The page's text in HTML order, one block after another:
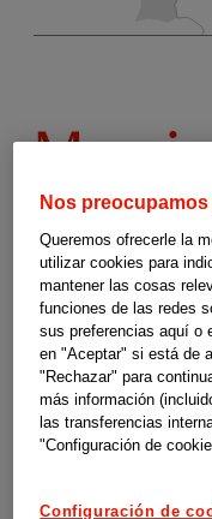
de
-
Murcia
Programas de
Estas guías son un
SUPERCUIDADORES
compañías de Johnson &
tampoco de la
Nos
Queremos ofrecerle la
utilizar cookies para
mantener las cosas
funciones de las redes
sus preferencias aquí o
en "Aceptar" si está de
"Rechazar" para
más información
las transferencias
"Configuración de
Configuración de